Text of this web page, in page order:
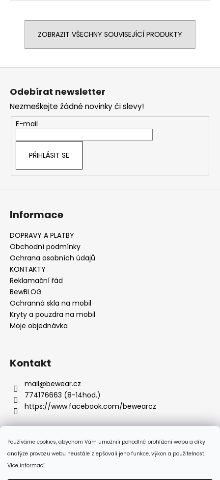
Používáme cookies, abychom Vám umožnili pohodlné prohlížení webu a díky
analýze provozu webu neustále zlepšovali jeho funkce, výkon a použitelnost.
Více informací
ZOBRAZIT VŠECHNY SOUVISEJÍCÍ PRODUKTY
Odebírat newsletter
Nezmeškejte žádné novinky či slevy!
E-mail
PŘIHLÁSIT SE
Informace
DOPRAVY A PLATBY
Obchodní podmínky
Ochrana osobních údajů
KONTAKTY
Reklamační řád
BewBLOG
Ochranná skla na mobil
Kryty a pouzdra na mobil
Moje objednávka
Kontakt
mail@bewear.cz
774176663 (8-14hod.)
https://www.facebook.com/bewearcz
Přijímáme online platby